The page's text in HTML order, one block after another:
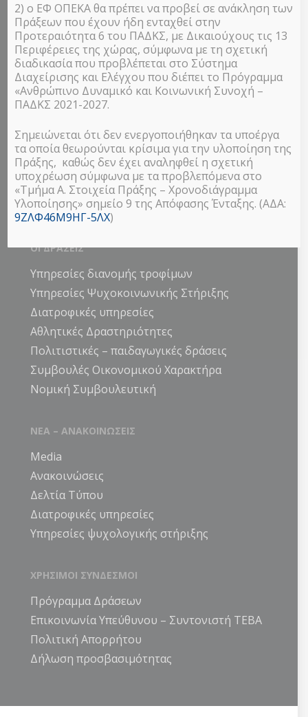
ΤΟ ΠΡΟΓΡΑΜΜΑ
Επισιτιστικό Πρόγραμμα ΤΕΒΑ/FEAD
Διαχειριστική Αρχή
Κοινωνική Σύμπραξη
Το πρόγραμμα υλοποιείται με τη
συγχρηματοδότηση της Ελλάδας και της
Ευρωπαϊκής Ένωσης.
ΟΙ ΔΡΑΣΕΙΣ
Υπηρεσίες διανομής τροφίμων
Υπηρεσίες Ψυχοκοινωνικής Στήριξης
Διατροφικές υπηρεσίες
Αθλητικές Δραστηριότητες
Πολιτιστικές – παιδαγωγικές δράσεις
Συμβουλές Οικονομικού Χαρακτήρα
Νομική Συμβουλευτική
ΝΕΑ – ΑΝΑΚΟΙΝΩΣΕΙΣ
Media
Ανακοινώσεις
Δελτία Τύπου
Διατροφικές υπηρεσίες
Υπηρεσίες ψυχολογικής στήριξης
ΧΡΗΣΙΜΟΙ ΣΥΝΔΕΣΜΟΙ
Πρόγραμμα Δράσεων
Επικοινωνία Υπεύθυνου – Συντονιστή ΤΕΒΑ
Πολιτική Απορρήτου
Δήλωση προσβασιμότητας
2) ο ΕΦ ΟΠΕΚΑ θα πρέπει να προβεί σε ανάκληση των
Πράξεων που έχουν ήδη ενταχθεί στην
Προτεραιότητα 6 του ΠΑΔΚΣ, με Δικαιούχους τις 13
Περιφέρειες της χώρας, σύμφωνα με τη σχετική
διαδικασία που προβλέπεται στο Σύστημα
Διαχείρισης και Ελέγχου που διέπει το Πρόγραμμα
«Ανθρώπινο Δυναμικό και Κοινωνική Συνοχή –
ΠΑΔΚΣ 2021-2027.
Σημειώνεται ότι δεν ενεργοποιήθηκαν τα υποέργα
τα οποία θεωρούνται κρίσιμα για την υλοποίηση της
Πράξης, καθώς δεν έχει αναληφθεί η σχετική
υποχρέωση σύμφωνα με τα προβλεπόμενα στο
«Τμήμα Α. Στοιχεία Πράξης – Χρονοδιάγραμμα
Υλοποίησης» σημείο 9 της Απόφασης Ένταξης. (ΑΔΑ:
9ΖΛΦ46Μ9ΗΓ-5ΛΧ)